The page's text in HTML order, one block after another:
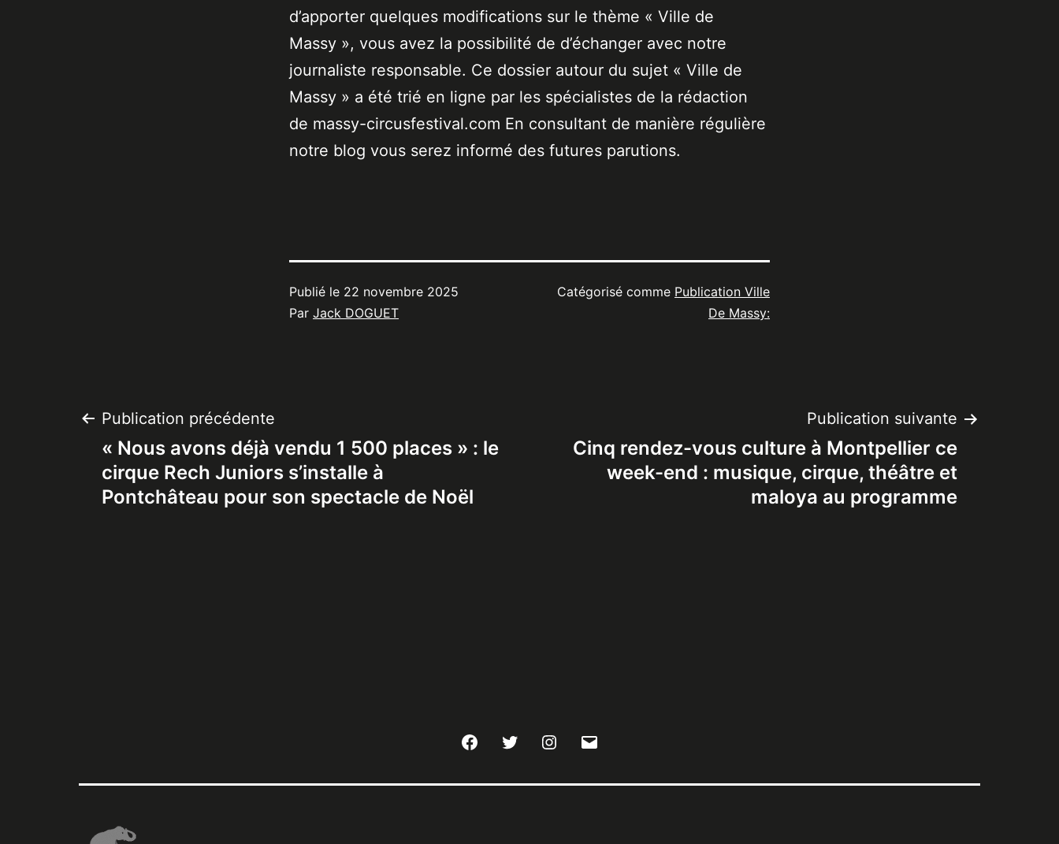
d’apporter quelques modifications sur le thème « Ville de
Massy », vous avez la possibilité de d’échanger avec notre
journaliste responsable. Ce dossier autour du sujet « Ville de
Massy » a été trié en ligne par les spécialistes de la rédaction
de massy-circusfestival.com En consultant de manière régulière
notre blog vous serez informé des futures parutions.
Publié le 22 novembre 2025
Par Jack DOGUET
Catégorisé comme Publication Ville
De Massy:
Navigation
de
Publication précédente
« Nous avons déjà vendu 1 500 places » : le
cirque Rech Juniors s’installe à
Pontchâteau pour son spectacle de Noël
Publication suivante
Cinq rendez-vous culture à Montpellier ce
week-end : musique, cirque, théâtre et
maloya au programme
FacebookTwitter Instagram